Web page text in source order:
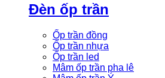
Đèn ốp trần
Ốp trần đồng
Ốp trần nhựa
Ốp trần led
Mâm ốp trần pha lê